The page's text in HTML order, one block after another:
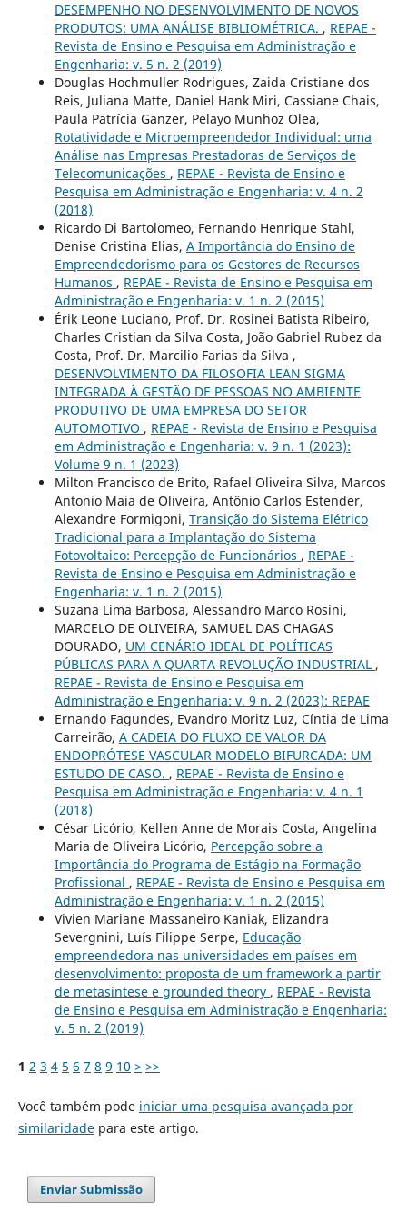
DESEMPENHO NO DESENVOLVIMENTO DE NOVOS
PRODUTOS: UMA ANÁLISE BIBLIOMÉTRICA. , REPAE -
Revista de Ensino e Pesquisa em Administração e
Engenharia: v. 5 n. 2 (2019)
Douglas Hochmuller Rodrigues, Zaida Cristiane dos
Reis, Juliana Matte, Daniel Hank Miri, Cassiane Chais,
Paula Patrícia Ganzer, Pelayo Munhoz Olea,
Rotatividade e Microempreendedor Individual: uma
Análise nas Empresas Prestadoras de Serviços de
Telecomunicações , REPAE - Revista de Ensino e
Pesquisa em Administração e Engenharia: v. 4 n. 2
(2018)
Ricardo Di Bartolomeo, Fernando Henrique Stahl,
Denise Cristina Elias, A Importância do Ensino de
Empreendedorismo para os Gestores de Recursos
Humanos , REPAE - Revista de Ensino e Pesquisa em
Administração e Engenharia: v. 1 n. 2 (2015)
Érik Leone Luciano, Prof. Dr. Rosinei Batista Ribeiro,
Charles Cristian da Silva Costa, João Gabriel Rubez da
Costa, Prof. Dr. Marcilio Farias da Silva ,
DESENVOLVIMENTO DA FILOSOFIA LEAN SIGMA
INTEGRADA À GESTÃO DE PESSOAS NO AMBIENTE
PRODUTIVO DE UMA EMPRESA DO SETOR
AUTOMOTIVO , REPAE - Revista de Ensino e Pesquisa
em Administração e Engenharia: v. 9 n. 1 (2023):
Volume 9 n. 1 (2023)
Milton Francisco de Brito, Rafael Oliveira Silva, Marcos
Antonio Maia de Oliveira, Antônio Carlos Estender,
Alexandre Formigoni, Transição do Sistema Elétrico
Tradicional para a Implantação do Sistema
Fotovoltaico: Percepção de Funcionários , REPAE -
Revista de Ensino e Pesquisa em Administração e
Engenharia: v. 1 n. 2 (2015)
Suzana Lima Barbosa, Alessandro Marco Rosini,
MARCELO DE OLIVEIRA, SAMUEL DAS CHAGAS
DOURADO, UM CENÁRIO IDEAL DE POLÍTICAS
PÚBLICAS PARA A QUARTA REVOLUÇÃO INDUSTRIAL ,
REPAE - Revista de Ensino e Pesquisa em
Administração e Engenharia: v. 9 n. 2 (2023): REPAE
Ernando Fagundes, Evandro Moritz Luz, Cíntia de Lima
Carreirão, A CADEIA DO FLUXO DE VALOR DA
ENDOPRÓTESE VASCULAR MODELO BIFURCADA: UM
ESTUDO DE CASO. , REPAE - Revista de Ensino e
Pesquisa em Administração e Engenharia: v. 4 n. 1
(2018)
César Licório, Kellen Anne de Morais Costa, Angelina
Maria de Oliveira Licório, Percepção sobre a
Importância do Programa de Estágio na Formação
Profissional , REPAE - Revista de Ensino e Pesquisa em
Administração e Engenharia: v. 1 n. 2 (2015)
Vivien Mariane Massaneiro Kaniak, Elizandra
Severgnini, Luís Filippe Serpe, Educação
empreendedora nas universidades em países em
desenvolvimento: proposta de um framework a partir
de metasíntese e grounded theory , REPAE - Revista
de Ensino e Pesquisa em Administração e Engenharia:
v. 5 n. 2 (2019)
1 2 3 4 5 6 7 8 9 10 > >>
Você também pode iniciar uma pesquisa avançada por
similaridadepara este artigo.
Enviar Submissão